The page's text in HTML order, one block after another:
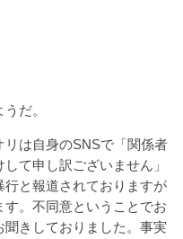
だ。
は自身のSNSで「関係者
て申し訳ございません」
と報道されておりますが
。不同意ということでお
きしておりました。事実